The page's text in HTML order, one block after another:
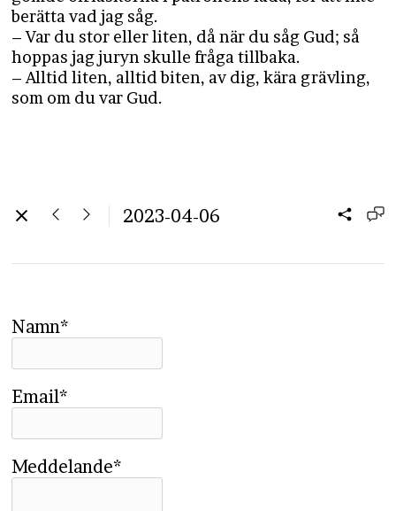
berätta vad jag såg.
– Var du stor eller liten, då när du såg Gud; så
hoppas jag juryn skulle fråga tillbaka.
– Alltid liten, alltid biten, av dig, kära grävling,
som om du var Gud.
2023-04-06
Namn*
Email*
Meddelande*